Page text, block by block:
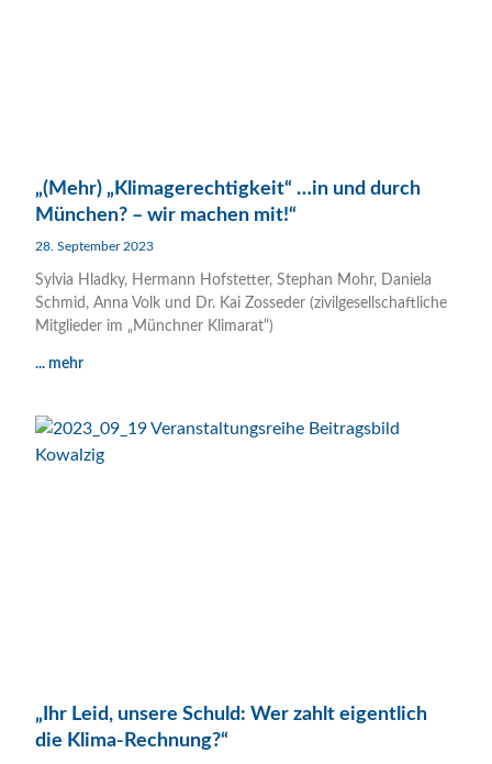
„(Mehr) „Klimagerechtigkeit“ …in und durch
München? – wir machen mit!“
28. September 2023
Sylvia Hladky, Hermann Hofstetter, Stephan Mohr, Daniela
Schmid, Anna Volk und Dr. Kai Zosseder (zivilgesellschaftliche
Mitglieder im „Münchner Klimarat“)
... mehr
„Ihr Leid, unsere Schuld: Wer zahlt eigentlich
die Klima-Rechnung?“